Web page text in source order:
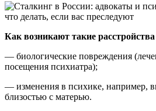
Как возникают такие расстройства
— биологические повреждения
посещения психиатра);
— изменения в психике, например,
близостью с матерью.